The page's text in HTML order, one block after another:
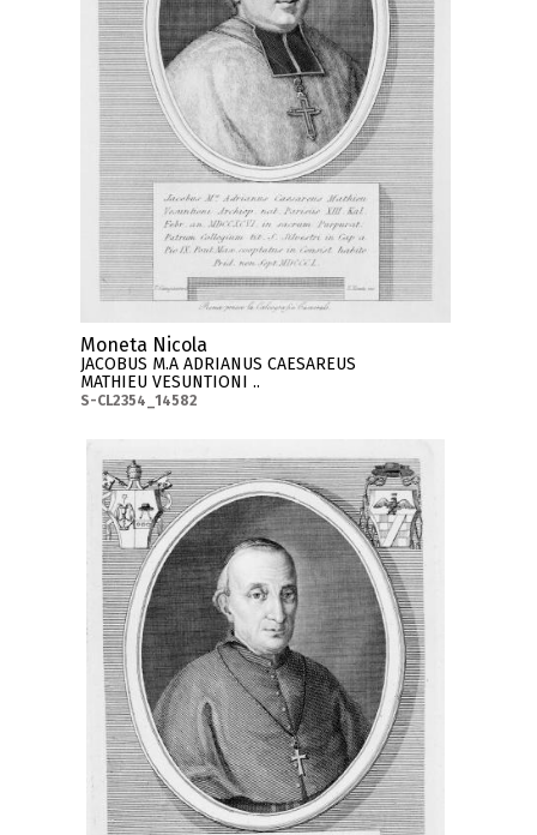
Moneta Nicola
JACOBUS M.A ADRIANUS CAESAREUS
MATHIEU VESUNTIONI ..
S-CL2354_14582